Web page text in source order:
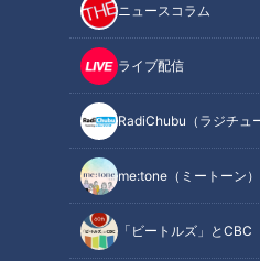
ニュースコラム
ライブ配信
RadiChubu（ラジチュ
me:tone（ミートーン）
「ビートルズ」とCBC
毎週月～金曜日の夕方、CBCテ
【チャント！】。
火曜日の人気コーナー『教えマ
の達人（マスター）から教えを
届けしています。
今回のマスターは、料理研究家
鍋5，000種類以上を食べ歩き、